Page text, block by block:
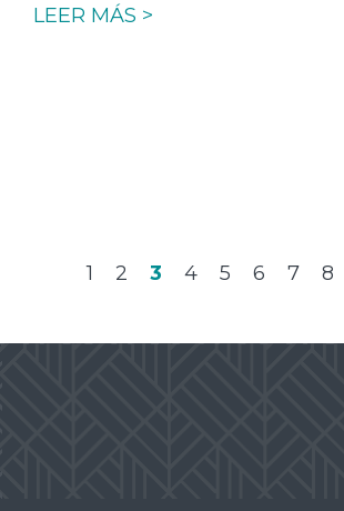
LEER MÁS >
1 2 3 4 5 6 7 8